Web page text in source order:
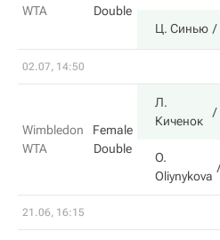
WTA
Double
Ц. Синью
02.07, 14:50
Wimbledon
WTA
Female
Double
Л.
Киченок
O.
Oliynykova
21.06, 16:15